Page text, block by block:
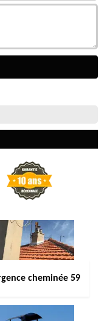
cheminée 59